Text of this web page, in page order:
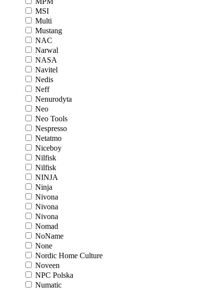
MSI
Multi
Mustang
NAC
Narwal
NASA
Navitel
Nedis
Neff
Nenurodyta
Neo
Neo Tools
Nespresso
Netatmo
Niceboy
Nilfisk
Nilfisk
NINJA
Ninja
Nivona
Nivona
Nivona
Nomad
NoName
None
Nordic Home Culture
Noveen
NPC Polska
Numatic